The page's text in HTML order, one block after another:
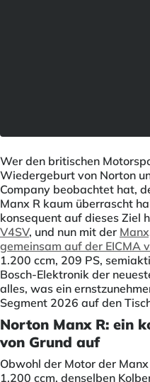
Wer den britischen
Wiedergeburt von Norton
Company beobachtet hat,
Manx R kaum überrascht
konsequent auf dieses Ziel
V4SV, und nun mit der
gemeinsam auf der EICMA
1.200 ccm, 209 PS,
Bosch-Elektronik der
alles, was ein
Segment 2026 auf den
Norton Manx R: ein
von Grund auf
Obwohl der Motor der
1.200 ccm, denselben